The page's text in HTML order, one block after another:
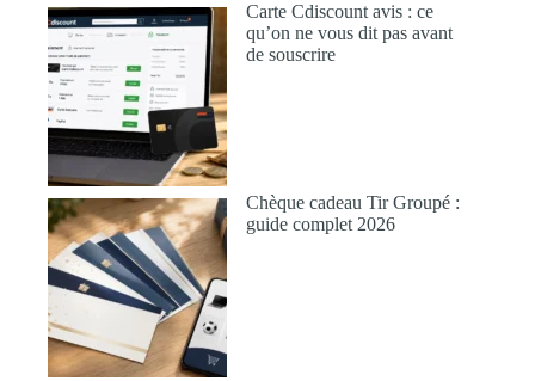
Carte Cdiscount avis : ce
qu’on ne vous dit pas avant
de souscrire
Chèque cadeau Tir Groupé :
guide complet 2026